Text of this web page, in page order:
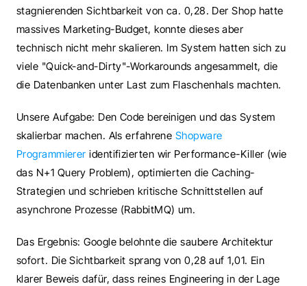
stagnierenden Sichtbarkeit von ca. 0,28. Der Shop hatte
massives Marketing-Budget, konnte dieses aber
technisch nicht mehr skalieren. Im System hatten sich zu
viele "Quick-and-Dirty"-Workarounds angesammelt, die
die Datenbanken unter Last zum Flaschenhals machten.
Unsere Aufgabe: Den Code bereinigen und das System
skalierbar machen. Als erfahrene Shopware
Programmierer identifizierten wir Performance-Killer (wie
das N+1 Query Problem), optimierten die Caching-
Strategien und schrieben kritische Schnittstellen auf
asynchrone Prozesse (RabbitMQ) um.
Das Ergebnis: Google belohnte die saubere Architektur
sofort. Die Sichtbarkeit sprang von 0,28 auf 1,01. Ein
klarer Beweis dafür, dass reines Engineering in der Lage